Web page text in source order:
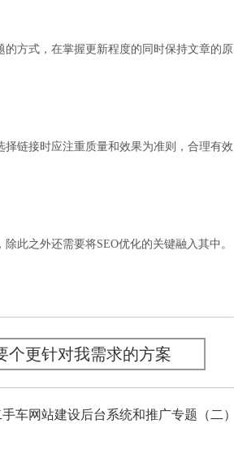
方式，在掌握更新程度的同时保持文章的原
链接时应注重质量和效果为准则，合理有效
此之外还需要将SEO优化的关键融入其中。
个更针对我需求的方案
车网站建设后台系统和推广专题（二）